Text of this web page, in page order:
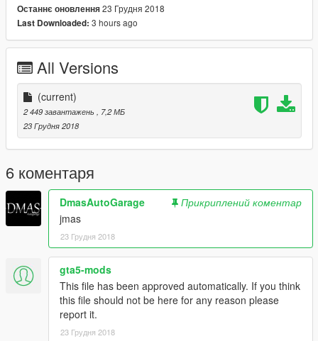
Останнє оновлення23 Грудня 2018
Last Downloaded: 3 hours ago
All Versions
(current)
2 449 завантажень
, 7,2 МБ
23 Грудня 2018
6 коментаря
DmasAutoGarage
Прикриплений коментар
jmas
23 Грудня 2018
gta5-mods
This file has been approved automatically. If you think
this file should not be here for any reason please
report it.
23 Грудня 2018